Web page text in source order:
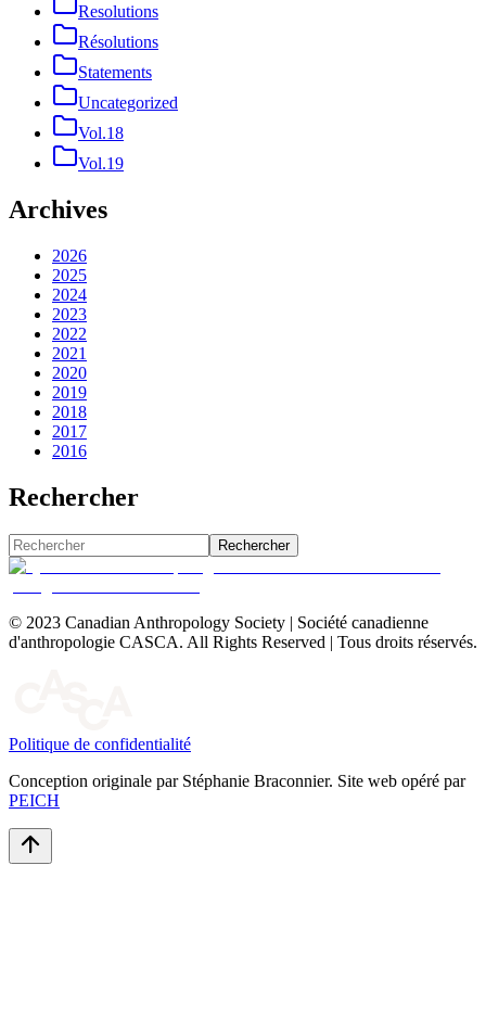
Resolutions
Résolutions
Statements
Uncategorized
Vol.18
Vol.19
Archives
2026
2025
2024
2023
2022
2021
2020
2019
2018
2017
2016
Rechercher
Rechercher
© 2023 Canadian Anthropology Society | Société canadienne
d'anthropologie CASCA. All Rights Reserved | Tous droits réservés.
Politique de confidentialité
Conception originale par Stéphanie Braconnier. Site web opéré par
PEICH